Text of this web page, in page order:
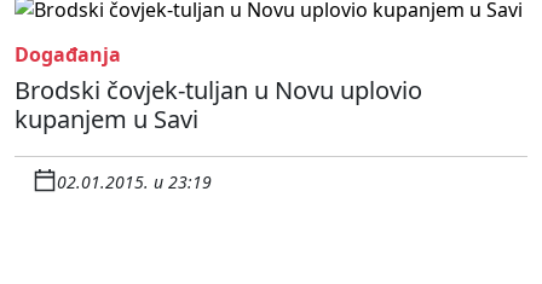
Događanja
Brodski čovjek-tuljan u Novu uplovio
kupanjem u Savi
02.01.2015. u 23:19